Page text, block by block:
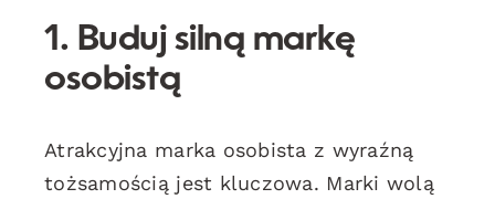
1. Buduj silną markę
osobistą
Atrakcyjna marka osobista z wyraźną
tożsamością jest kluczowa. Marki wolą